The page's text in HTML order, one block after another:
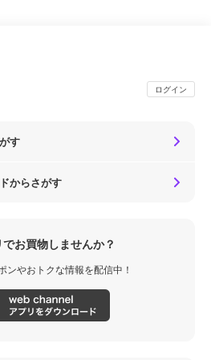
ログイン
す
からさがす
お買物しませんか？
ンやおトクな情報を配信中！